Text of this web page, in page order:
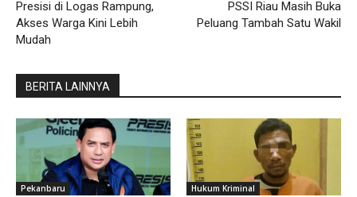
Presisi di Logas Rampung,
Akses Warga Kini Lebih
Mudah
PSSI Riau Masih Buka
Peluang Tambah Satu Wakil
BERITA LAINNYA
Pekanbaru Hukum Kriminal